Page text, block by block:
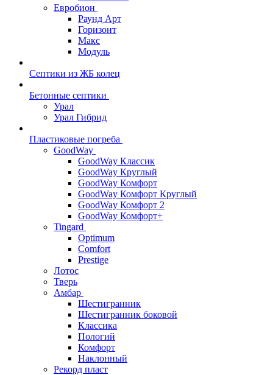
Евробион
Раунд Арт
Горизонт
Макс
Модуль
Септики из ЖБ колец
Бетонные септики
Урал
Урал Гибрид
Пластиковые погреба
GoodWay
GoodWay Классик
GoodWay Круглый
GoodWay Комфорт
GoodWay Комфорт Круглый
GoodWay Комфорт 2
GoodWay Комфорт+
Tingard
Optimum
Comfort
Prestige
Лотос
Тверь
Амбар
Шестигранник
Шестигранник боковой
Классика
Пологий
Комфорт
Наклонный
Рекорд пласт